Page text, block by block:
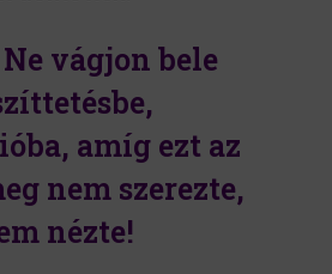
Ne vágjon bele
amíg ezt az
nem szerezte,
nézte!